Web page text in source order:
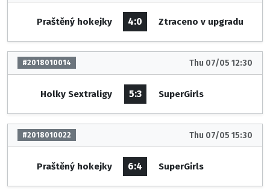
Praštěný hokejky 4:0 Ztraceno v upgradu
#2018010014 Thu 07/05 12:30
Holky Sextraligy 5:3 SuperGirls
#2018010022 Thu 07/05 15:30
Praštěný hokejky 6:4 SuperGirls